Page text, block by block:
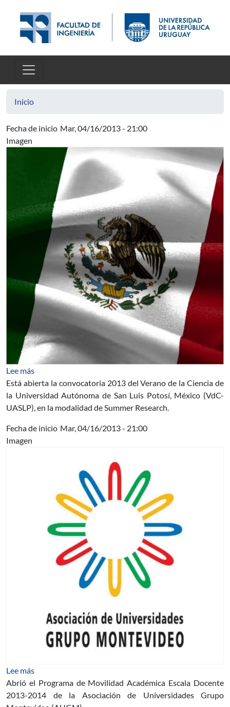
Inicio
Fecha de inicio Mar, 04/16/2013 - 21:00
Imagen
Lee mássobre Convocatoria 2013 Verano de la Ciencia UASLP
Está abierta la convocatoria 2013 del Verano de la Ciencia de
la Universidad Autónoma de San Luis Potosí, México (VdC-
UASLP), en la modalidad de Summer Research.
Fecha de inicio Mar, 04/16/2013 - 21:00
Imagen
Lee más
Abrió el Programa de Movilidad Académica Escala Docente
2013-2014 de la Asociación de Universidades Grupo